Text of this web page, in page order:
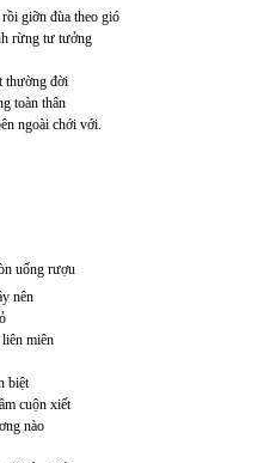
giỡn đùa theo gió
rừng tư tưởng
thường đời
toàn thân
ngoài chới với.
uống rượu
nên
miên
biệt
cuộn xiết
nào